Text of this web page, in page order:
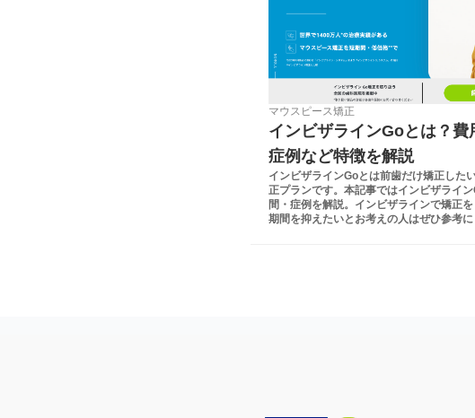
マウスピース矯正
インビザラインGoとは？費
症例など特徴を解説
インビザラインGoとは前歯だけ矯正した
正プランです。本記事ではインビザライ
間・症例を解説。インビザラインで矯正
期間を抑えたいとお考えの人はぜひ参考に